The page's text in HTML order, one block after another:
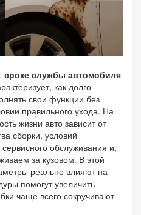
сроке службы автомобиля
как долго
свои функции без
правильного ухода. На
жизни авто зависит от
сборки, условий
обслуживания и,
за кузовом. В этой
реально влияют на
помогут увеличить
чаще всего сокручивают